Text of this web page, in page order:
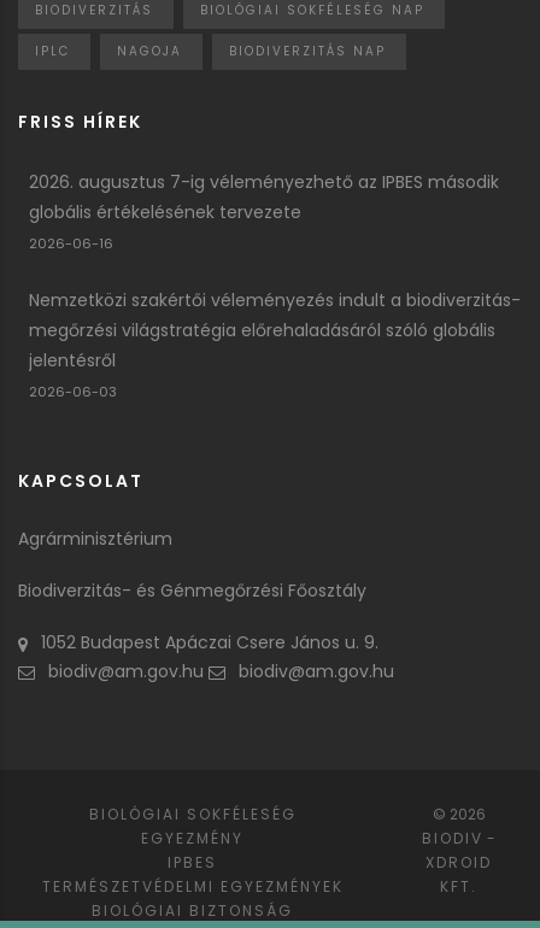
BIODIVERZITÁS BIOLÓGIAI SOKFÉLESÉG NAP
IPLC NAGOJA BIODIVERZITÁS NAP
FRISS HÍREK
2026. augusztus 7-ig véleményezhető az IPBES második
globális értékelésének tervezete
2026-06-16
Nemzetközi szakértői véleményezés indult a biodiverzitás-
megőrzési világstratégia előrehaladásáról szóló globális
jelentésről
2026-06-03
KAPCSOLAT
Agrárminisztérium
Biodiverzitás- és Génmegőrzési Főosztály
1052 Budapest Apáczai Csere János u. 9.
biodiv@am.gov.hu
biodiv@am.gov.hu
BIOLÓGIAI SOKFÉLESÉG
EGYEZMÉNY
IPBES
TERMÉSZETVÉDELMI EGYEZMÉNYEK
BIOLÓGIAI BIZTONSÁG
© 2026
BIODIV -
XDROID
KFT.